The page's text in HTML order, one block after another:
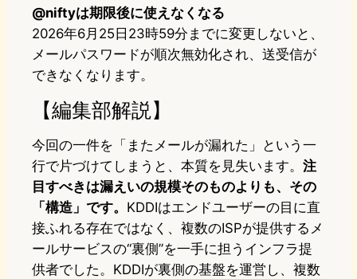
@niftyは期限後に使えなくなる
2026年6月25日23時59分までに変更しないと、
メールパスワードが順次無効化され、送受信が
できなくなります。
【編集部解説】
今回の一件を「またメールが漏れた」という一
行で片づけてしまうと、本質を見失います。 注
目すべきは漏えいの規模そのものよりも、その
「構造」です。 KDDIはエンドユーザーの目に直
接ふれる存在ではなく、複数のISPが提供するメ
ールサービスの“裏側”を一手に担うインフラ提
供者でした。KDDIが裏側の基盤を運営し、複数